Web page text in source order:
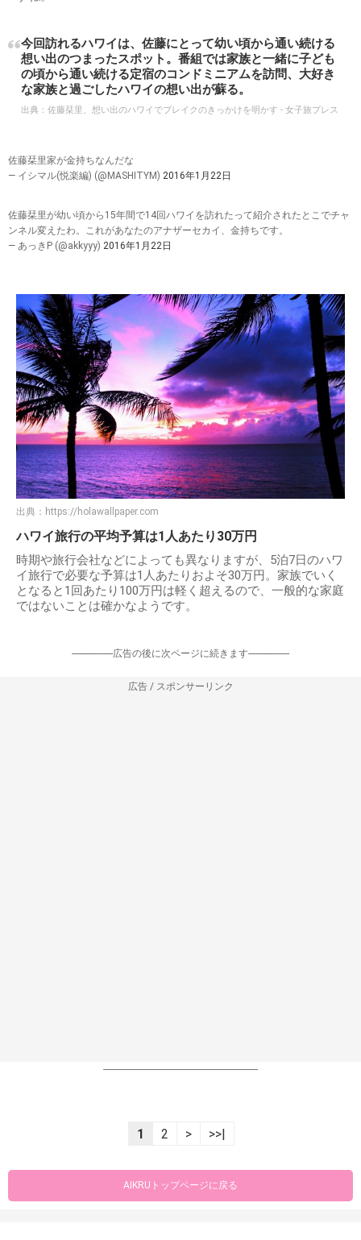
今回訪れるハワイは、佐藤にとって幼い頃から通い続ける
想い出のつまったスポット。番組では家族と一緒に子ども
の頃から通い続ける定宿のコンドミニアムを訪問、大好き
な家族と過ごしたハワイの想い出が蘇る。
出典： 佐藤栞里、想い出のハワイでブレイクのきっかけを明かす - 女子旅プレス
佐藤栞里家が金持ちなんだな
— イシマル(悦楽編) (@MASHITYM) 2016年1月22日
佐藤栞里が幼い頃から15年間で14回ハワイを訪れたって紹介されたとこでチャ
ンネル変えたわ。これがあなたのアナザーセカイ、金持ちです。
— あっきP (@akkyyy) 2016年1月22日
出典： https://holawallpaper.com
ハワイ旅行の平均予算は1人あたり30万円
時期や旅行会社などによっても異なりますが、5泊7日のハワ
イ旅行で必要な予算は1人あたりおよそ30万円。家族でいく
となると1回あたり100万円は軽く超えるので、一般的な家庭
ではないことは確かなようです。
-----------------広告の後に次ページに続きます-----------------
広告 / スポンサーリンク
----------------------------------------------------------------
1 2 > >>|
AIKRUトップページに戻る